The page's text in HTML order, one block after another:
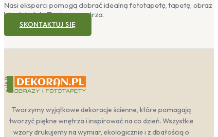
Nasi eksperci pomogą dobrać idealną fototapetę, tapetę, obraz
lub plakat do Twojego wnętrza.
SKONTAKTUJ SIĘ
Tworzymy wyjątkowe dekoracje ścienne, które pomagają
tworzyć piękne wnętrza i inspirować na co dzień. Wszystkie
wzory drukujemy na wymiar, ekologicznie i z dbałością o